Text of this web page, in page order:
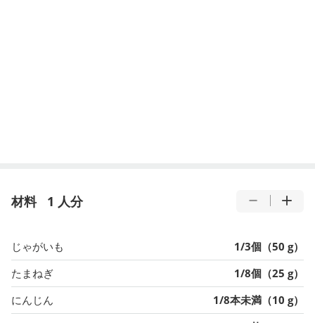
材料 1 人分
じゃがいも
1/3個（50 g）
たまねぎ
1/8個（25 g）
にんじん
1/8本未満（10 g）